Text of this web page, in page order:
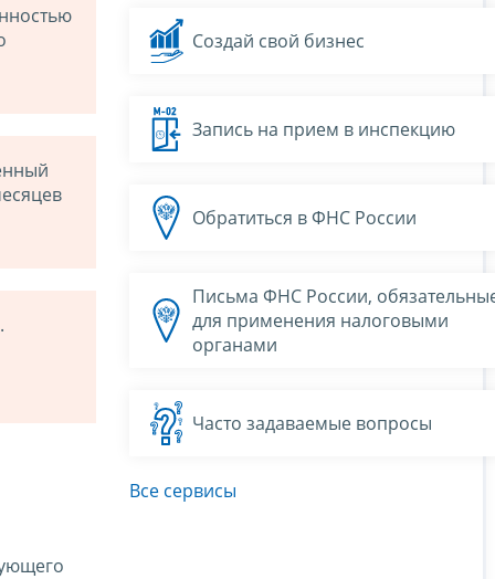
Создай свой бизнес
Запись на прием в инспекцию
Обратиться в ФНС России
Письма ФНС России,
для применения налоговыми
органами
Часто задаваемые вопросы
Все сервисы